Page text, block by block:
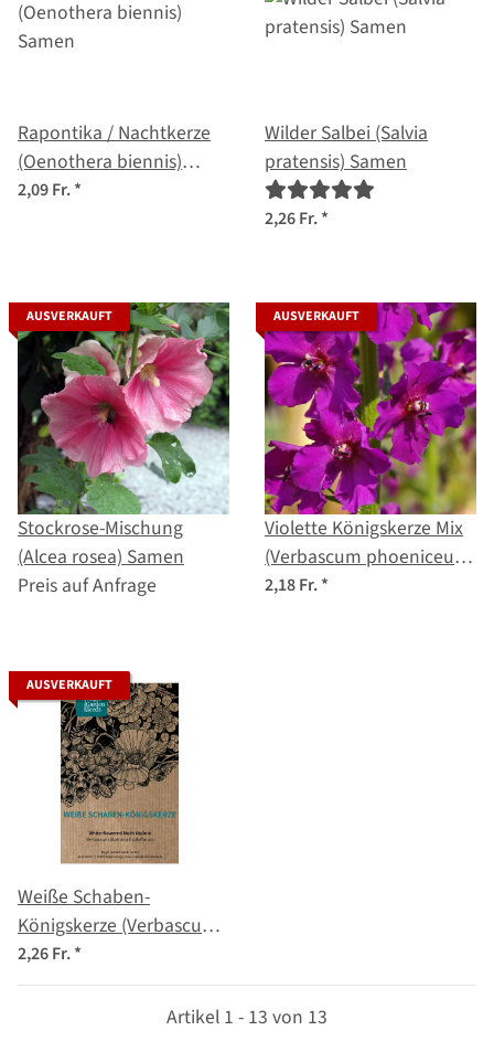
Rapontika / Nachtkerze
(Oenothera biennis)
Samen
2,09 Fr.*
Wilder Salbei (Salvia
pratensis) Samen
2,26 Fr.*
AUSVERKAUFT
Stockrose-Mischung
(Alcea rosea) Samen
Preis auf Anfrage
AUSVERKAUFT
Violette Königskerze Mix
(Verbascum phoeniceum)
Samen
2,18 Fr.*
AUSVERKAUFT
Weiße Schaben-
Königskerze (Verbascum
blattaria f. albiflorum)
Samen
2,26 Fr.*
Artikel 1 - 13 von 13